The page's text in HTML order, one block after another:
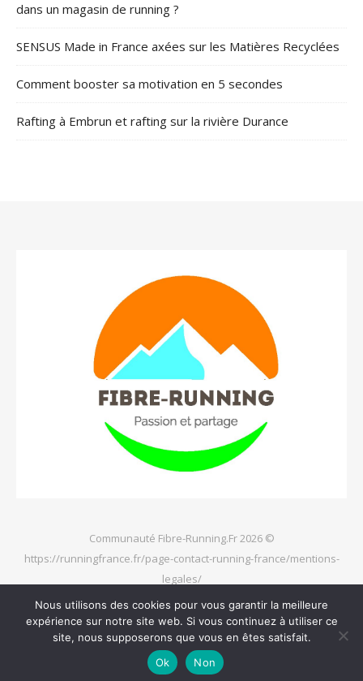
dans un magasin de running ?
SENSUS Made in France axées sur les Matières Recyclées
Comment booster sa motivation en 5 secondes
Rafting à Embrun et rafting sur la rivière Durance
Communauté Fibre-Running.Fr 2026 ©
https://runningfrance.fr/page-contact-running-france/mentions-
legales/
Nous utilisons des cookies pour vous garantir la meilleure
expérience sur notre site web. Si vous continuez à utiliser ce
site, nous supposerons que vous en êtes satisfait.
Ok
Non